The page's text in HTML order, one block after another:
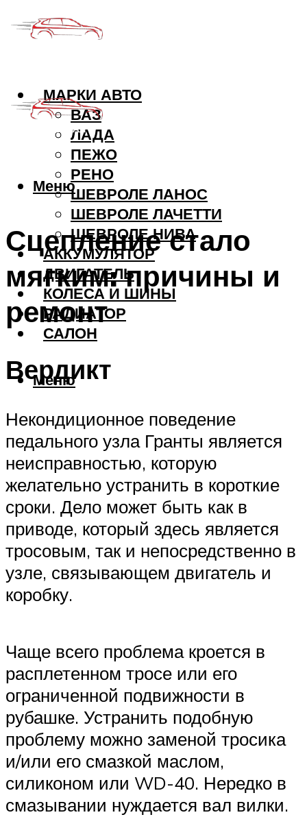
МАРКИ АВТО
ВАЗ
ЛАДА
ПЕЖО
РЕНО
ШЕВРОЛЕ ЛАНОС
ШЕВРОЛЕ ЛАЧЕТТИ
ШЕВРОЛЕ НИВА
АККУМУЛЯТОР
ДВИГАТЕЛЬ
КОЛЕСА И ШИНЫ
РАДИАТОР
САЛОН
Меню
Меню
Сцепление стало
мягким: причины и
ремонт
Вердикт
Некондиционное поведение
педального узла Гранты является
неисправностью, которую
желательно устранить в короткие
сроки. Дело может быть как в
приводе, который здесь является
тросовым, так и непосредственно в
узле, связывающем двигатель и
коробку.
Чаще всего проблема кроется в
расплетенном тросе или его
ограниченной подвижности в
рубашке. Устранить подобную
проблему можно заменой тросика
и/или его смазкой маслом,
силиконом или WD-40. Нередко в
смазывании нуждается вал вилки.